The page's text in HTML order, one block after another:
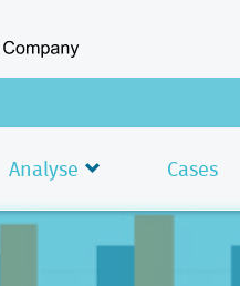
Analyse Cases